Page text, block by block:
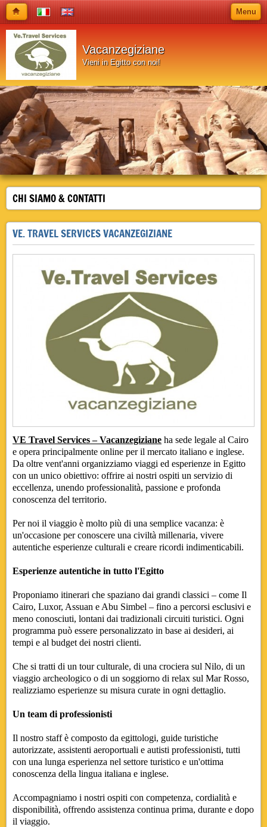
Menu
Vacanzegiziane
Vieni in Egitto con noi!
CHI SIAMO & CONTATTI
VE. TRAVEL SERVICES VACANZEGIZIANE
VE Travel Services – Vacanzegiziane ha sede legale al Cairo
e opera principalmente online per il mercato italiano e inglese.
Da oltre vent'anni organizziamo viaggi ed esperienze in Egitto
con un unico obiettivo: offrire ai nostri ospiti un servizio di
eccellenza, unendo professionalità, passione e profonda
conoscenza del territorio.
Per noi il viaggio è molto più di una semplice vacanza: è
un'occasione per conoscere una civiltà millenaria, vivere
autentiche esperienze culturali e creare ricordi indimenticabili.
Esperienze autentiche in tutto l'Egitto
Proponiamo itinerari che spaziano dai grandi classici – come Il
Cairo, Luxor, Assuan e Abu Simbel – fino a percorsi esclusivi e
meno conosciuti, lontani dai tradizionali circuiti turistici. Ogni
programma può essere personalizzato in base ai desideri, ai
tempi e al budget dei nostri clienti.
Che si tratti di un tour culturale, di una crociera sul Nilo, di un
viaggio archeologico o di un soggiorno di relax sul Mar Rosso,
realizziamo esperienze su misura curate in ogni dettaglio.
Un team di professionisti
Il nostro staff è composto da egittologi, guide turistiche
autorizzate, assistenti aeroportuali e autisti professionisti, tutti
con una lunga esperienza nel settore turistico e un'ottima
conoscenza della lingua italiana e inglese.
Accompagniamo i nostri ospiti con competenza, cordialità e
disponibilità, offrendo assistenza continua prima, durante e dopo
il viaggio.